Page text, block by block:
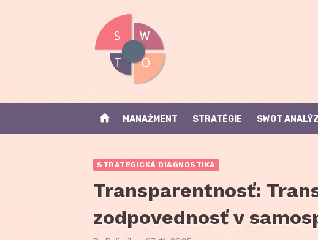
home MANAŽMENT STRATÉGIE SWOT
STRATEGICKÁ DIAGNOSTIKA
Transparentnosť:
zodpovednosť v